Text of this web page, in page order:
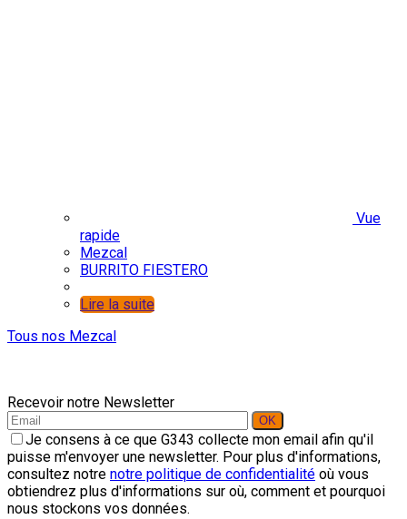
Vue
rapide
Mezcal
BURRITO FIESTERO
Lire la suite
Tous nos Mezcal
Recevoir notre Newsletter
Je consens à ce que G343 collecte mon email afin qu'il
puisse m'envoyer une newsletter. Pour plus d'informations,
consultez notre notre politique de confidentialité où vous
obtiendrez plus d'informations sur où, comment et pourquoi
nous stockons vos données.